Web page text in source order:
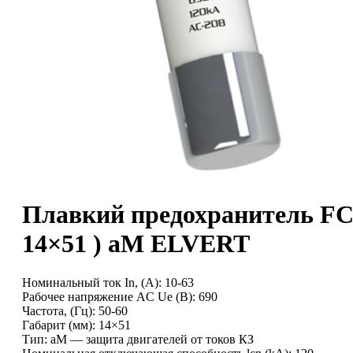
Плавкий предохранитель
14×51 ) aM ELVERT
Номинальный ток In, (А): 10-63
Рабочее напряжение AC Ue (B): 690
Частота, (Гц): 50-60
Габарит (мм): 14×51
Тип: aM — защита двигателей от токов КЗ